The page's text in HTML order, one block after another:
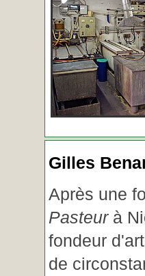
Gilles
Après une
Pasteurà
fondeur
de